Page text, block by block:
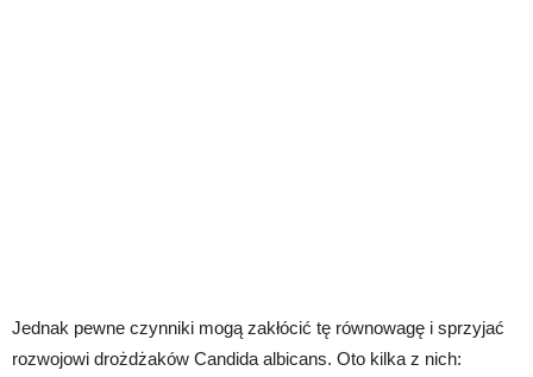
Jednak pewne czynniki mogą zakłócić tę równowagę i sprzyjać
rozwojowi drożdżaków Candida albicans. Oto kilka z nich: